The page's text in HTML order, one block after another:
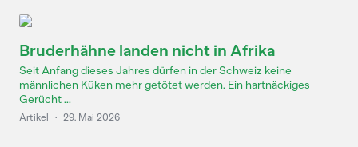
Bruderhähne landen nicht in Afrika
Seit Anfang dieses Jahres dürfen in der Schweiz keine
männlichen Küken mehr getötet werden. Ein hartnäckiges
Gerücht ...
Artikel · 29. Mai 2026